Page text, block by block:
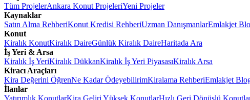
Tüm ProjelerAnkara Konut ProjeleriYeni Projeler
Kaynaklar
Satın Alma RehberiKonut Kredisi RehberiUzman DanışmanlarEmlakjet
Konut
Kiralık KonutKiralık DaireGünlük Kiralık DaireHaritada Ara
İş Yeri & Arsa
Kiralık İş YeriKiralık DükkanKiralık İş Yeri PiyasasıKiralık Arsa
Kiracı Araçları
Kira Değerini ÖğrenNe Kadar ÖdeyebilirimKiralama RehberiEmlakjet
İlanlar
Yatırımlık KonutlarKira Geliri Yüksek KonutlarHızlı Geri Dönüşlü